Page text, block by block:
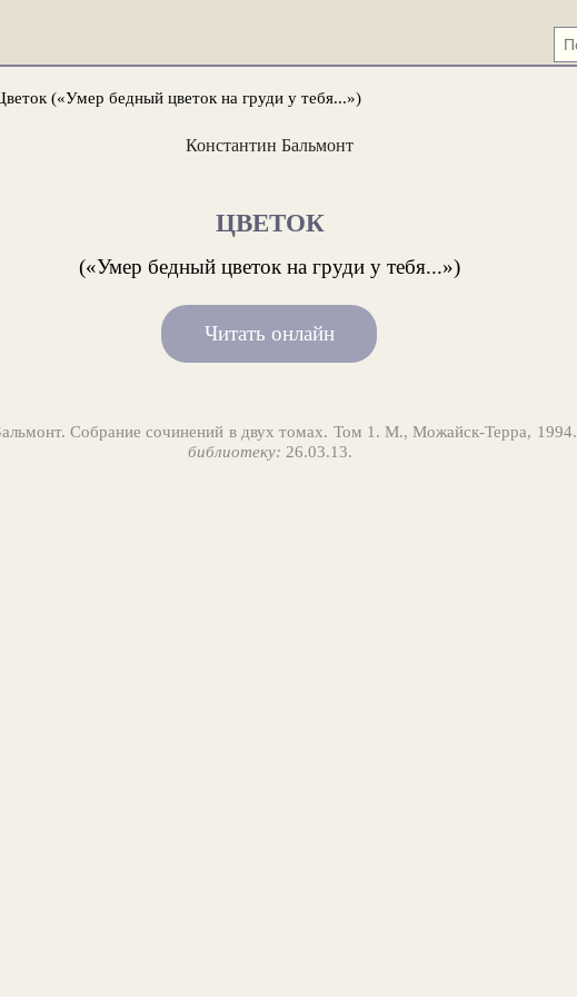
(«Умер бедный цветок на груди у тебя...»)
Константин Бальмонт
ЦВЕТОК
(«Умер бедный цветок на груди у тебя...»)
Читать онлайн
Собрание сочинений в двух томах. Том 1. М., Можайск-Терра, 1994.
библиотеку: 26.03.13.